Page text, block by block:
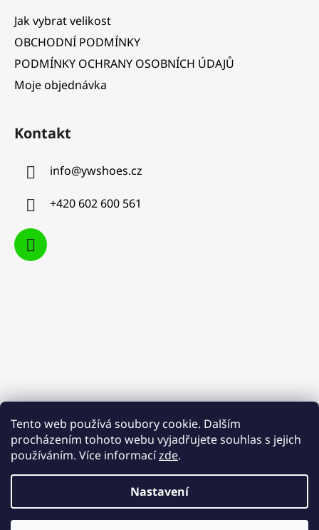
Tento web používá soubory cookie. Dalším
procházením tohoto webu vyjadřujete souhlas s jejich
používáním. Více informacízde.
Nastavení
Jak vybrat velikost
OBCHODNÍ PODMÍNKY
PODMÍNKY OCHRANY OSOBNÍCH ÚDAJŮ
Moje objednávka
Kontakt
info@ywshoes.cz
+420 602 600 561
Vytvořil Shoptet